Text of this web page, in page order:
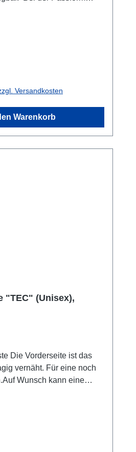
Versandkosten
Warenkorb
"TEC" (Unisex),
Die Vorderseite ist das
vernäht. Für eine noch
Wunsch kann eine